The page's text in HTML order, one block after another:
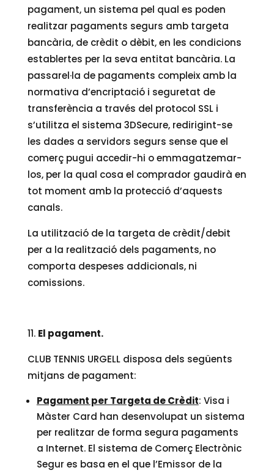
pagament, un sistema pel qual es poden
realitzar pagaments segurs amb targeta
bancària, de crèdit o dèbit, en les condicions
establertes per la seva entitat bancària. La
passarel·la de pagaments compleix amb la
normativa d’encriptació i seguretat de
transferència a través del protocol SSL i
s’utilitza el sistema 3DSecure, redirigint-se
les dades a servidors segurs sense que el
comerç pugui accedir-hi o emmagatzemar-
los, per la qual cosa el comprador gaudirà en
tot moment amb la protecció d’aquests
canals.
La utilització de la targeta de crèdit/debit
per a la realització dels pagaments, no
comporta despeses addicionals, ni
comissions.
El pagament.
CLUB TENNIS URGELL disposa dels següents
mitjans de pagament:
Pagament per Targeta de Crèdit: Visa i
Màster Card han desenvolupat un sistema
per realitzar de forma segura pagaments
a Internet. El sistema de Comerç Electrònic
Segur es basa en el que l’Emissor de la